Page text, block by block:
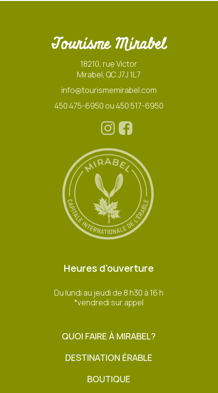
Tourisme Mirabel
18210, rue Victor
Mirabel, QC J7J 1L7
info@tourismemirabel.com
450 475-6950 ou 450 517-6950
Heures d'ouverture
Du lundi au jeudi de 8 h30 à 16 h
*vendredi sur appel
QUOI FAIRE À MIRABEL?
DESTINATION ÉRABLE
BOUTIQUE